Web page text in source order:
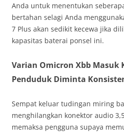
Anda untuk menentukan
bertahan selagi Anda
7 Plus akan sedikit kecewa jika
kapasitas baterai ponsel ini.
Varian Omicron Xbb Masuk
Penduduk Diminta
Sempat keluar tudingan miring
menghilangkan konektor audio
memaksa pengguna supaya